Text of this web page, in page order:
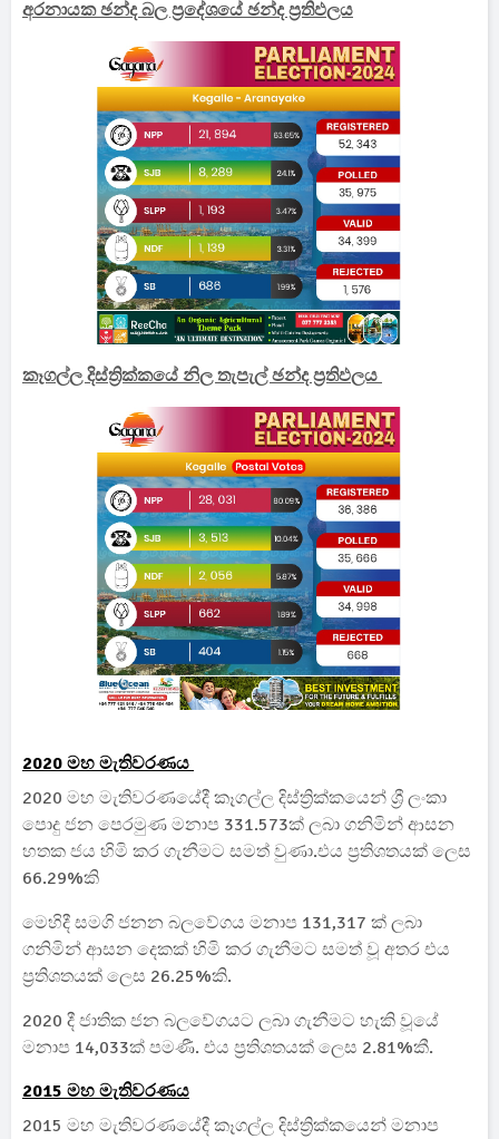
අරනායක ඡන්ද බල ප්‍රදේශයේ ඡන්ද ප්‍රතිඵලය
කෑගල්ල දිස්ත්‍රික්කයේ නිල තැපැල් ඡන්ද ප්‍රතිඵලය
2020 මහ මැතිවරණය
2020 මහ මැතිවරණයේදී කෑගල්ල දිස්ත්‍රික්කයෙන් ශ්‍රී ලංකා
පොදු ජන පෙරමුණ මනාප 331.573ක් ලබා ගනිමින් ආසන
හතක ජය හිමි කර ගැනීමට සමත් වුණා.එය ප්‍රතිශතයක් ලෙස
66.29%කි
මෙහිදී සමගි ජනන බලවේගය මනාප 131,317 ක් ලබා
ගනිමින් ආසන දෙකක් හිමි කර ගැනීමට සමත් වූ අතර එය
ප්‍රතිශතයක් ලෙස 26.25%කි.
2020 දී ජාතික ජන බලවේගයට ලබා ගැනීමට හැකි වූයේ
මනාප 14,033ක් පමණී. එය ප්‍රතිශතයක් ලෙස 2.81%කී.
2015 මහ මැතිවරණය
2015 මහ මැතිවරණයේදී කෑගල්ල දිස්ත්‍රික්කයෙන් මනාප